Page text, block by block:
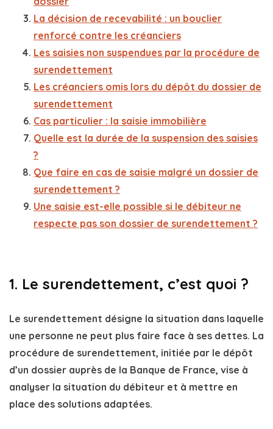
La décision de recevabilité : un bouclier
renforcé contre les créanciers
Les saisies non suspendues par la procédure de
surendettement
Les créanciers omis lors du dépôt du dossier de
surendettement
Cas particulier : la saisie immobilière
Quelle est la durée de la suspension des saisies
?
Que faire en cas de saisie malgré un dossier de
surendettement ?
Une saisie est-elle possible si le débiteur ne
respecte pas son dossier de surendettement ?
1. Le surendettement, c’est quoi ?
Le surendettement désigne la situation dans laquelle
une personne ne peut plus faire face à ses dettes. La
procédure de surendettement, initiée par le dépôt
d’un dossier auprès de la Banque de France, vise à
analyser la situation du débiteur et à mettre en
place des solutions adaptées.